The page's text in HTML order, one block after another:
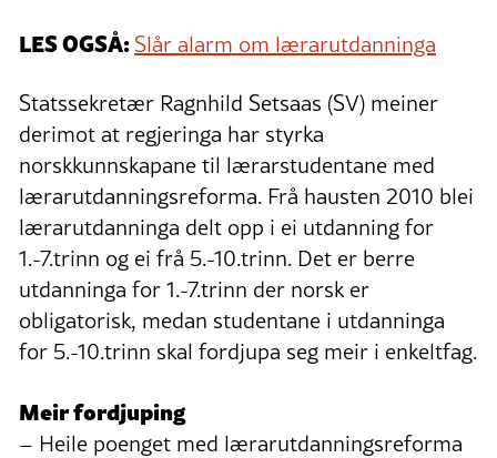
LES OGSÅ:Slår alarm om lærarutdanninga
Statssekretær Ragnhild Setsaas (SV) meiner
derimot at regjeringa har styrka
norskkunnskapane til lærarstudentane med
lærarutdanningsreforma. Frå hausten 2010 blei
lærarutdanninga delt opp i ei utdanning for
1.-7.trinn og ei frå 5.-10.trinn. Det er berre
utdanninga for 1.-7.trinn der norsk er
obligatorisk, medan studentane i utdanninga
for 5.-10.trinn skal fordjupa seg meir i enkeltfag.
Meir fordjuping
– Heile poenget med lærarutdanningsreforma